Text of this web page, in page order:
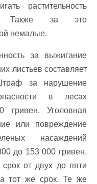
растительность
Также за это
немалые.
за выжигание
листьев составляет
за нарушение
в лесах
гривен. Уголовная
или повреждение
насаждений
до 153 000 гривен,
от двух до пяти
тот же срок. Те же